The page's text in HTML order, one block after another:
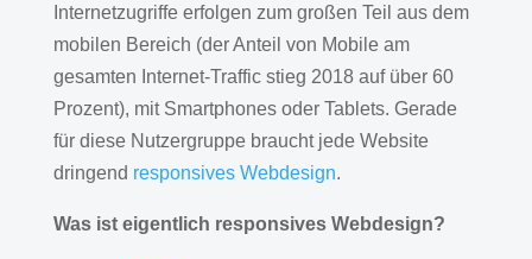
Internetzugriffe erfolgen zum großen Teil aus dem
mobilen Bereich (der Anteil von Mobile am
gesamten Internet-Traffic stieg 2018 auf über 60
Prozent), mit Smartphones oder Tablets. Gerade
für diese Nutzergruppe braucht jede Website
dringend responsives Webdesign.
Was ist eigentlich responsives Webdesign?